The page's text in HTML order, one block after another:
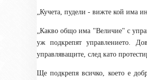
Кучета, пудели - вижте кой има
Какво общо има "Величие" с
уж подкрепят управлението.
управляващите, след като
Ще подкрепя всичко, което е